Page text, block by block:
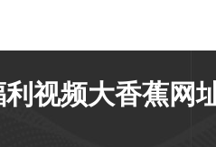
视频大香蕉网